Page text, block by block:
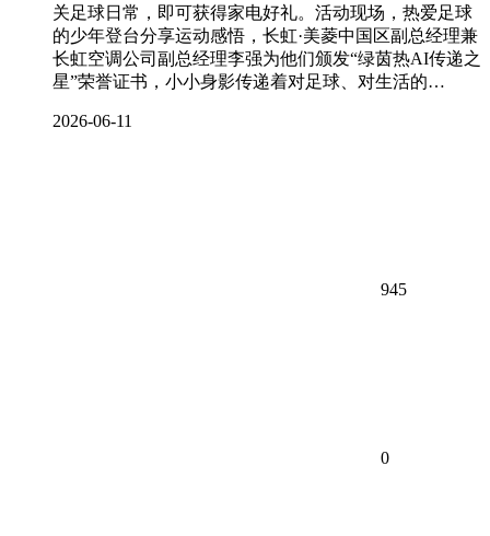
关足球日常，即可获得家电好礼。活动现场，热爱足球
的少年登台分享运动感悟，长虹·美菱中国区副总经理兼
长虹空调公司副总经理李强为他们颁发“绿茵热AI传递之
星”荣誉证书，小小身影传递着对足球、对生活的…
2026-06-11
945
0